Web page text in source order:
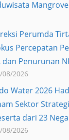
Mangrove
Perumda
Percepatan
dan Penurunan
08/2026
Water 2026
Sektor
dari 23
08/2026